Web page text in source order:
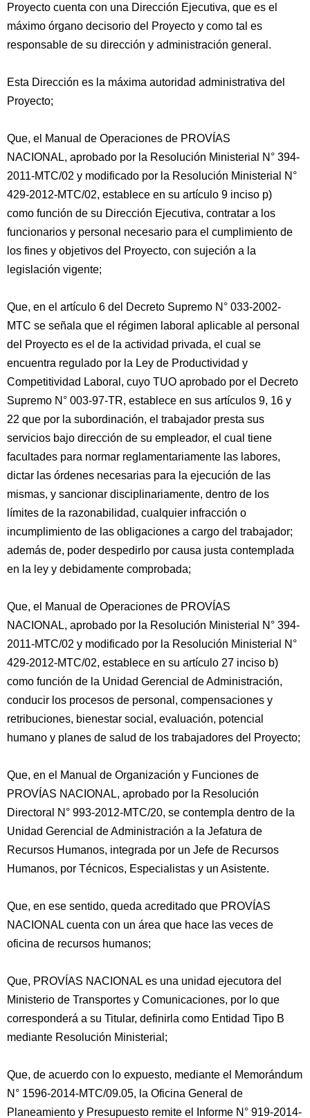
Proyecto cuenta con una Dirección Ejecutiva, que es el
máximo órgano decisorio del Proyecto y como tal es
responsable de su dirección y administración general.
Esta Dirección es la máxima autoridad administrativa del
Proyecto;
Que, el Manual de Operaciones de PROVÍAS
NACIONAL, aprobado por la Resolución Ministerial N° 394-
2011-MTC/02 y modificado por la Resolución Ministerial N°
429-2012-MTC/02, establece en su artículo 9 inciso p)
como función de su Dirección Ejecutiva, contratar a los
funcionarios y personal necesario para el cumplimiento de
los fines y objetivos del Proyecto, con sujeción a la
legislación vigente;
Que, en el artículo 6 del Decreto Supremo N° 033-2002-
MTC se señala que el régimen laboral aplicable al personal
del Proyecto es el de la actividad privada, el cual se
encuentra regulado por la Ley de Productividad y
Competitividad Laboral, cuyo TUO aprobado por el Decreto
Supremo N° 003-97-TR, establece en sus artículos 9, 16 y
22 que por la subordinación, el trabajador presta sus
servicios bajo dirección de su empleador, el cual tiene
facultades para normar reglamentariamente las labores,
dictar las órdenes necesarias para la ejecución de las
mismas, y sancionar disciplinariamente, dentro de los
límites de la razonabilidad, cualquier infracción o
incumplimiento de las obligaciones a cargo del trabajador;
además de, poder despedirlo por causa justa contemplada
en la ley y debidamente comprobada;
Que, el Manual de Operaciones de PROVÍAS
NACIONAL, aprobado por la Resolución Ministerial N° 394-
2011-MTC/02 y modificado por la Resolución Ministerial N°
429-2012-MTC/02, establece en su artículo 27 inciso b)
como función de la Unidad Gerencial de Administración,
conducir los procesos de personal, compensaciones y
retribuciones, bienestar social, evaluación, potencial
humano y planes de salud de los trabajadores del Proyecto;
Que, en el Manual de Organización y Funciones de
PROVÍAS NACIONAL, aprobado por la Resolución
Directoral N° 993-2012-MTC/20, se contempla dentro de la
Unidad Gerencial de Administración a la Jefatura de
Recursos Humanos, integrada por un Jefe de Recursos
Humanos, por Técnicos, Especialistas y un Asistente.
Que, en ese sentido, queda acreditado que PROVÍAS
NACIONAL cuenta con un área que hace las veces de
oficina de recursos humanos;
Que, PROVÍAS NACIONAL es una unidad ejecutora del
Ministerio de Transportes y Comunicaciones, por lo que
corresponderá a su Titular, definirla como Entidad Tipo B
mediante Resolución Ministerial;
Que, de acuerdo con lo expuesto, mediante el Memorándum
N° 1596-2014-MTC/09.05, la Oficina General de
Planeamiento y Presupuesto remite el Informe N° 919-2014-